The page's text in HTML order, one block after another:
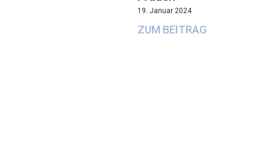
19. Januar 2024
ZUM BEITRAG